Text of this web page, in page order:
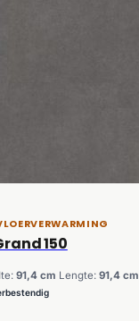
150
91,4 cm Lengte: 91,4 cm